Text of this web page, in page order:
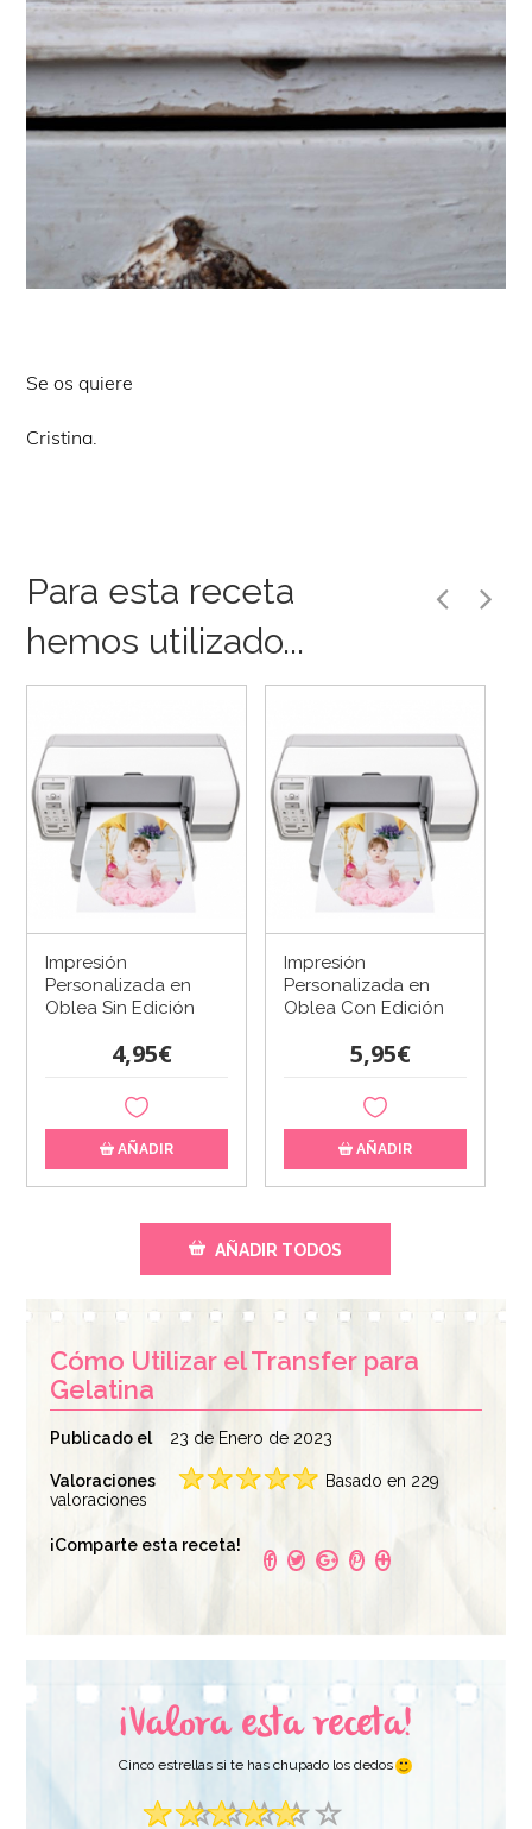
Se os quiere
Cristina.
Para esta receta
hemos utilizado...
Impresión
Personalizada en
Oblea Sin Edición
4,95€
AÑADIR
Impresión
Personalizada en
Oblea Con Edición
5,95€
AÑADIR
Colorante en Gel
FunCakes
AÑADIR AÑADIR
AÑADIR TODOS
Cómo Utilizar el Transfer para
Gelatina
Publicado el 23 de Enero de 2023
Valoraciones
Basado en 229
valoraciones
¡Comparte esta receta!
¡Valora esta receta!
Cinco estrellas si te has chupado los dedos